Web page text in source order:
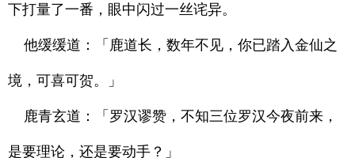
下打量了一番，眼中闪过一丝诧异。
他缓缓道：「鹿道长，数年不见，你已踏入金仙之
境，可喜可贺。」
鹿青玄道：「罗汉谬赞，不知三位罗汉今夜前来，
是要理论，还是要动手？」